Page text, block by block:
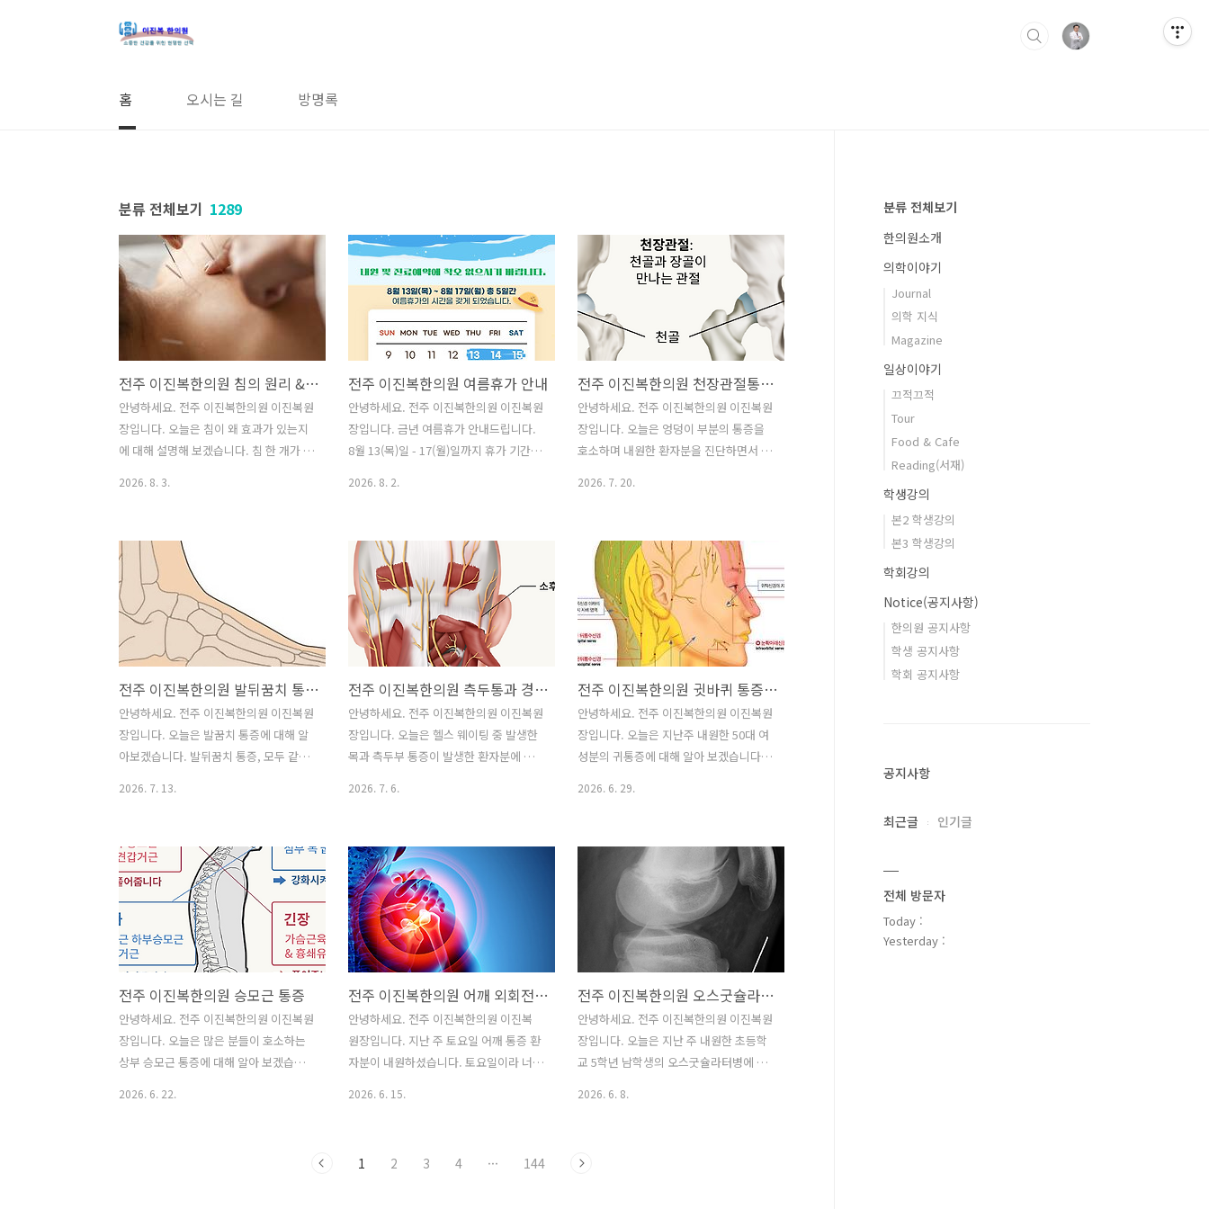
홈 오시는 길 방명록
분류 전체보기 1289
전주 이진복한의원 침의 원리 & 효과 기전
안녕하세요. 전주 이진복한의원 이진복원
장입니다. 오늘은 침이 왜 효과가 있는지
에 대해 설명해 보겠습니다. 침 한 개가 몸
니다."손에 침을 놓았는데 왜 허리가 나아
지지?""바늘 하나가 뭘 얼마나 한다
고..."사실 침은 단순히 아픈 곳을 찌르는
치료가 아닙니다.침이 들어가는 순간, 우
리 몸 안에서는 도미노처럼 연쇄 반응이
시작됩니다.🔁 침이 몸에 작용하는 4단계
1단계 🎯 피부에 강한 신호를 보낸다피부
를 손가락으로 꾹 누르는 것과, 가는 침으
로 자극하는 것은 다릅니다.침은 아주 좁
은 면적에 집중된 자극을 전달하기 때문
에 훨씬 강한 신호를 만들어냅니다.침을
2026. 8. 3.
전주 이진복한의원 여름휴가 안내
안녕하세요. 전주 이진복한의원 이진복원
장입니다. 금년 여름휴가 안내드립니다.
8월 13(목)일 - 17(월)일까지 휴가 기간입
의원 전북특별자치도 전주시 완산구 호암
로 85
2026. 8. 2.
전주 이진복한의원 천장관절통증(천결절인대통증)
안녕하세요. 전주 이진복한의원 이진복원
장입니다. 오늘은 엉덩이 부분의 통증을
호소하며 내원한 환자분을 진단하면서 천
데, 10년 넘게 오른쪽 엉덩이가 계속 아프
셨대요. 그동안 병원도 정말 많이 다니셨
는데 좀처럼 나아지질 않아서 정말 힘들
어하셨죠.주로 누워있다가 일어날 때 엉
덩이가 뻐근하고, 걸을 때 발을 디디면
'악' 소리가 날 정도로 아프셨대요. 통증
이 엉덩이 깊숙한 곳에서 느껴지고, 심할
땐 다리까지 저릿저릿하셨다고 해요. "혹
시 내 병은 이상근 증후군 아닐까?"환자
분께서는 인터넷을 찾아보시고 '아, 이건
이상근 증후군이구나' 하고 생각하셨대
거..
2026. 7. 20.
전주 이진복한의원 발뒤꿈치 통증에 대하여(족근통)
안녕하세요. 전주 이진복한의원 이진복원
장입니다. 오늘은 발꿈치 통증에 대해 알
아보겠습니다. 발뒤꿈치 통증, 모두 같은
발뒤꿈치 통증이 족저근막염 때문에 생기
는 것은 아닙니다.특히 통증이 발뒤꿈치
안쪽에 나타나는지, 아니면 중앙부에 집
중되는지에 따라 원인이 다를 수 있습니
다. 오늘은 대표적인 두 질환인 **'족저근
막염'**과 **'뒤꿈치 지방패드 증후군'**
의 차이점을 명확하게 정리해 드리겠습니
다.1. 족저근막염: '발바닥 근막' 자체의
문제족저근막염은 발뒤꿈치 뼈 안쪽에 붙
는 족저근막 부위에 반복적인 부담이 쌓
여 발생합니다. 이는 단순 염증이라기보
2026. 7. 13.
전주 이진복한의원 측두통과 경추통
안녕하세요. 전주 이진복한의원 이진복원
장입니다. 오늘은 헬스 웨이팅 중 발생한
목과 측두부 통증이 발생한 환자분에 대
두통이 생기셨군요. 특히 운동하거나 무
거운 물건을 들 때처럼 힘을 주면 두통이
더 심해지고요. 평상시에는 괜찮으시고
요.이 통증의 원인이 궁금하셨을 텐데요.
사실 뒷목 문제로 머리가 아픈 경우는 아
주 흔해요. 가장 대표적인 게 '후두신경
통'이라는 건데요. 우리 뒷머리 쪽 감각을
담당하는 신경이 목뼈 2, 3번에서 시작해
서 머리 쪽으로 올라가거든요. 그래서 목
위쪽에 문제가 생기면 이 신경이 분포하
는 뒷머리나 옆머리가 찌릿하거나 욱신거
이..
2026. 7. 6.
전주 이진복한의원 귓바퀴 통증(외이도 통증)
안녕하세요. 전주 이진복한의원 이진복원
장입니다. 오늘은 지난주 내원한 50대 여
성분의 귀통증에 대해 알아 보겠습니다.
했습니다. 귀가 찌릿찌릿 아픈데, 이비인
후과에선 이상이 없다고요? (신경통 이야
기)귀바퀴가 아픈 가장 흔한 이유는 바로
염증 때문이에요. 귀바퀴나 귓구멍(외이
도)에 염증이 생기거나, 심지어 귀 안쪽
(중이)에 염증이 생겨도 귀바퀴가 아플 수
있거든요. 이런 경우는 이비인후과에 가
셔서 치료받으시면 괜찮아져요.그런데 병
원에서 검사해봐도 염증이 없다고 하는데
계속 아픈 경우가 있어요. 이럴 땐 **'신경
통'**을 의심해봐야 합니다.우리 귀 주변
2026. 6. 29.
전주 이진복한의원 승모근 통증
안녕하세요. 전주 이진복한의원 이진복원
장입니다. 오늘은 많은 분들이 호소하는
상부 승모근 통증에 대해 알아 보겠습니
2026. 6. 22.
전주 이진복한의원 어깨 외회전시 통증
안녕하세요. 전주 이진복한의원 이진복
원장입니다. 지난 주 토요일 어깨 통증 환
자분이 내원하셨습니다. 토요일이라 너무
려드릴테니 읽어 보라고 해습니다. 그래
2026. 6. 15.
전주 이진복한의원 오스굿슐라터병(Osgood Sclatter disease)
안녕하세요. 전주 이진복한의원 이진복원
장입니다. 오늘은 지난 주 내원한 초등학
교 5학년 남학생의 오스굿슐라터병에 대
어나온 뼈 부분이 아프다고 한다면 '오스
2026. 6. 8.
1 2 3 4 ··· 144
분류 전체보기
한의원소개
의학이야기
Journal
의학 지식
Magazine
일상이야기
끄적끄적
Tour
Food & Cafe
Reading(서재)
학생강의
본2 학생강의
본3 학생강의
학회강의
Notice(공지사항)
한의원 공지사항
학생 공지사항
학회 공지사항
공지사항
최근글 인기글
전체 방문자
Today :
Yesterday :